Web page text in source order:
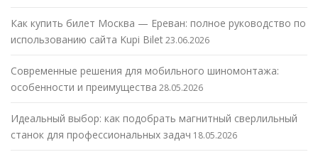
Как купить билет Москва — Ереван: полное руководство по
использованию сайта Kupi Bilet23.06.2026
Современные решения для мобильного шиномонтажа:
особенности и преимущества 28.05.2026
Идеальный выбор: как подобрать магнитный сверлильный
станок для профессиональных задач 18.05.2026